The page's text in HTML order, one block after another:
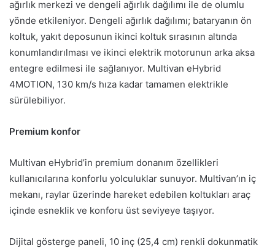
ağırlık merkezi ve dengeli ağırlık dağılımı ile de olumlu
yönde etkileniyor. Dengeli ağırlık dağılımı; bataryanın ön
koltuk, yakıt deposunun ikinci koltuk sırasının altında
konumlandırılması ve ikinci elektrik motorunun arka aksa
entegre edilmesi ile sağlanıyor. Multivan eHybrid
4MOTION, 130 km/s hıza kadar tamamen elektrikle
sürülebiliyor.
Premium konfor
Multivan eHybrid’in premium donanım özellikleri
kullanıcılarına konforlu yolculuklar sunuyor. Multivan’ın iç
mekanı, raylar üzerinde hareket edebilen koltukları araç
içinde esneklik ve konforu üst seviyeye taşıyor.
Dijital gösterge paneli, 10 inç (25,4 cm) renkli dokunmatik